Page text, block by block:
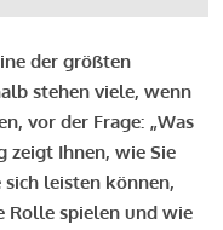
der größten
stehen viele, wenn
vor der Frage: „Was
zeigt Ihnen, wie Sie
leisten können,
Rolle spielen und wie